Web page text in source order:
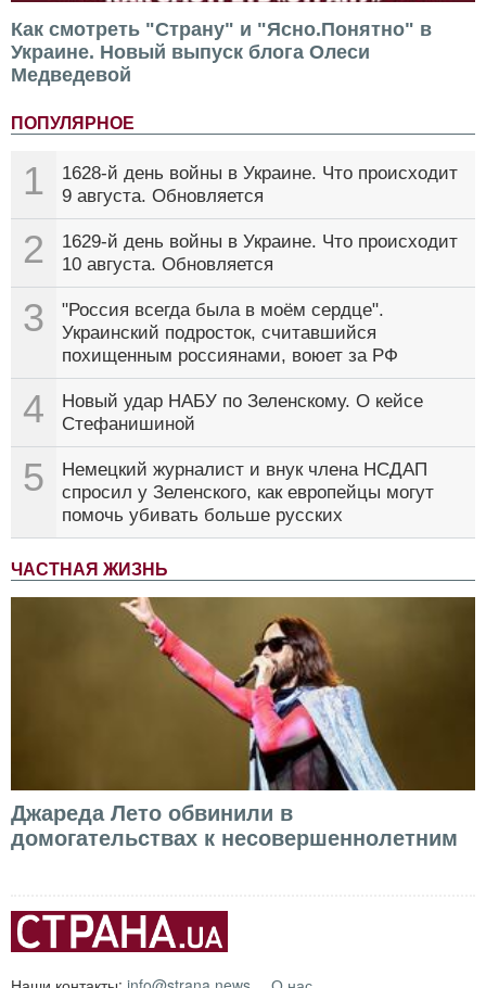
Как смотреть "Страну" и "Ясно.Понятно" в
Украине. Новый выпуск блога Олеси
Медведевой
ПОПУЛЯРНОЕ
1
1628-й день войны в Украине. Что происходит
9 августа. Обновляется
2
1629-й день войны в Украине. Что происходит
10 августа. Обновляется
3
"Россия всегда была в моём сердце".
Украинский подросток, считавшийся
похищенным россиянами, воюет за РФ
4
Новый удар НАБУ по Зеленскому. О кейсе
Стефанишиной
5
Немецкий журналист и внук члена НСДАП
спросил у Зеленского, как европейцы могут
помочь убивать больше русских
ЧАСТНАЯ ЖИЗНЬ
Джареда Лето обвинили в
домогательствах к несовершеннолетним